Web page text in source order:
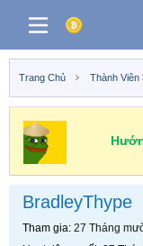
Trang Chủ Thành Viên
BradleyThype
Tham gia 27 Tháng